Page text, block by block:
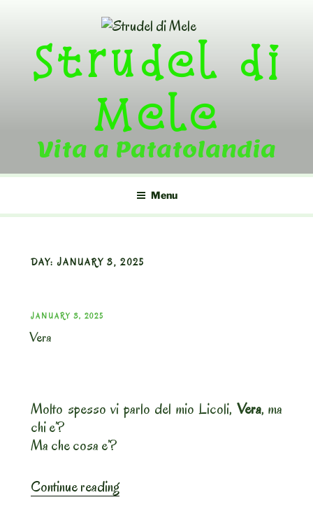
contentStrudel di
Mele
Vita a Patatolandia
Menu
DAY: JANUARY 3, 2025
POSTED
ON
JANUARY 3, 2025
Vera
Molto spesso vi parlo del mio Licoli, Vera, ma
chi e’?
Ma che cosa e’?
Continue reading“Vera”